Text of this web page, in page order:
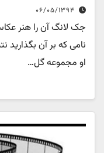
۰۶/۰۵/۱۳۹۴
جک لانگ آن را هنر
نامی که بر آن
او مجموعه گل…